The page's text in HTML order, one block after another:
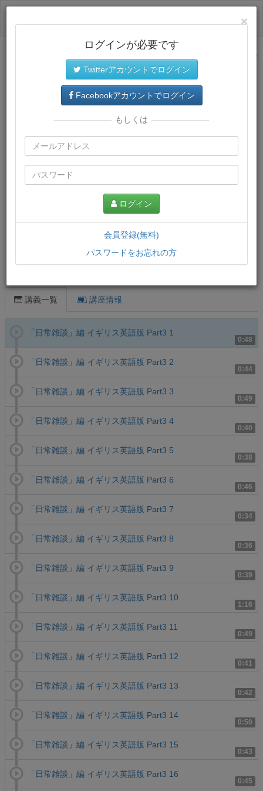
サイトトップに戻る
プレミアム会員では、教材がダウンロードでき、快適な動画
再生環境が提供されます。
講義一覧 講座情報
0:48
「日常雑談」編 イギリス英語版 Part3 1
0:44
「日常雑談」編 イギリス英語版 Part3 2
0:49
「日常雑談」編 イギリス英語版 Part3 3
0:40
「日常雑談」編 イギリス英語版 Part3 4
0:38
「日常雑談」編 イギリス英語版 Part3 5
0:46
「日常雑談」編 イギリス英語版 Part3 6
0:34
「日常雑談」編 イギリス英語版 Part3 7
0:36
「日常雑談」編 イギリス英語版 Part3 8
0:39
「日常雑談」編 イギリス英語版 Part3 9
1:16
「日常雑談」編 イギリス英語版 Part3 10
0:49
「日常雑談」編 イギリス英語版 Part3 11
0:41
「日常雑談」編 イギリス英語版 Part3 12
0:42
「日常雑談」編 イギリス英語版 Part3 13
0:50
「日常雑談」編 イギリス英語版 Part3 14
0:43
「日常雑談」編 イギリス英語版 Part3 15
0:45
「日常雑談」編 イギリス英語版 Part3 16
×
ログインが必要です
Twitterアカウントでログイン
Facebookアカウントでログイン
もしくは
ログイン
会員登録(無料)
パスワードをお忘れの方